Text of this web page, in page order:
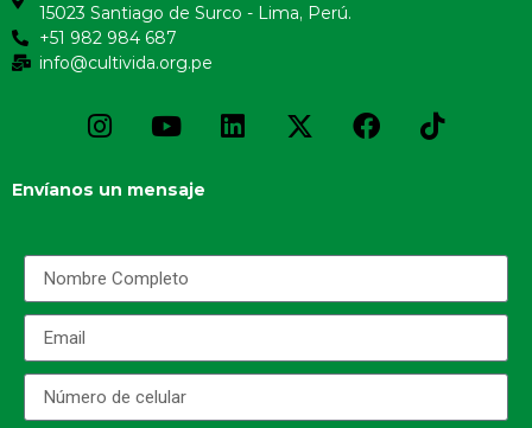
15023 Santiago de Surco - Lima, Perú.
+51 982 984 687
info@cultivida.org.pe
Envíanos un mensaje